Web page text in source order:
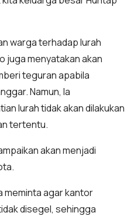
warga terhadap lurah
juga menyatakan akan
teguran apabila
Namun, Ia
lurah tidak akan dilakukan
tertentu.
akan menjadi
meminta agar kantor
disegel, sehingga